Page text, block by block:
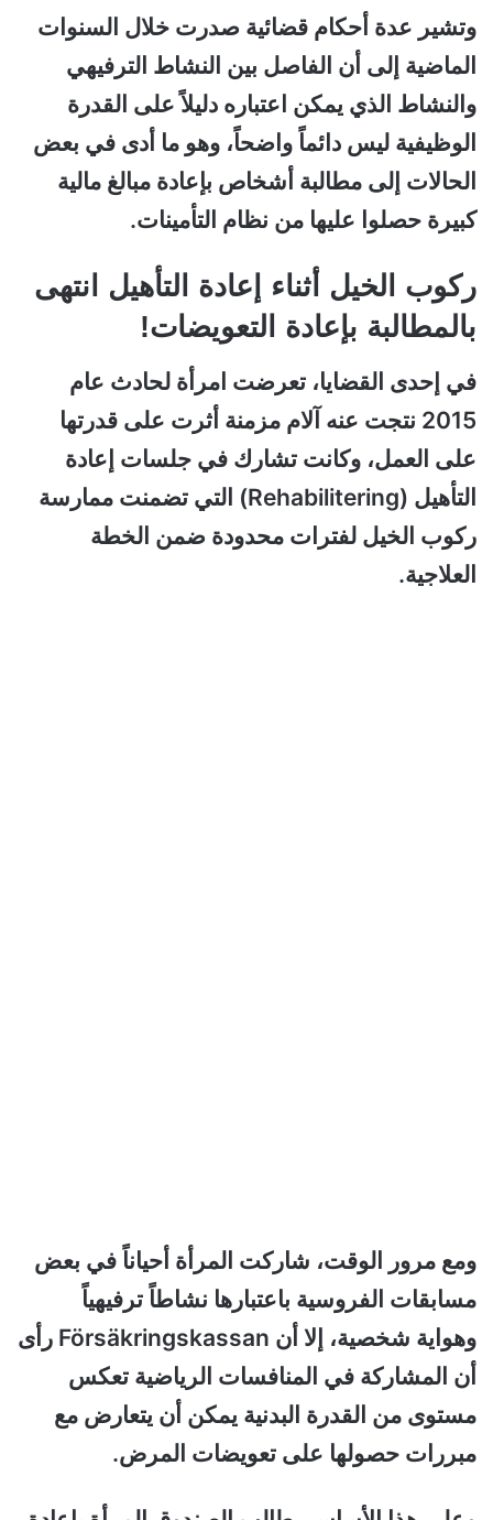
وتشير عدة أحكام قضائية صدرت خلال السنوات
الماضية إلى أن الفاصل بين النشاط الترفيهي
والنشاط الذي يمكن اعتباره دليلاً على القدرة
الوظيفية ليس دائماً واضحاً، وهو ما أدى في بعض
الحالات إلى مطالبة أشخاص بإعادة مبالغ مالية
كبيرة حصلوا عليها من نظام التأمينات.
ركوب الخيل أثناء إعادة التأهيل انتهى
بالمطالبة بإعادة التعويضات!
في إحدى القضايا، تعرضت امرأة لحادث عام
2015 نتجت عنه آلام مزمنة أثرت على قدرتها
على العمل، وكانت تشارك في جلسات إعادة
التأهيل (Rehabilitering) التي تضمنت ممارسة
ركوب الخيل لفترات محدودة ضمن الخطة
العلاجية.
ومع مرور الوقت، شاركت المرأة أحياناً في بعض
مسابقات الفروسية باعتبارها نشاطاً ترفيهياً
وهواية شخصية، إلا أن Försäkringskassan رأى
أن المشاركة في المنافسات الرياضية تعكس
مستوى من القدرة البدنية يمكن أن يتعارض مع
مبررات حصولها على تعويضات المرض.